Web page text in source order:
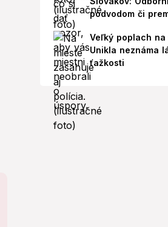
podvodom či
Veľký poplach na
Unikla neznáma
ťažkosti